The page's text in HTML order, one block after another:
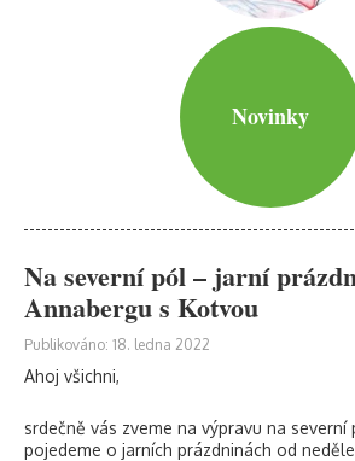
Novinky
Na severní pól – jarní
Annabergu s Kotvou
Publikováno: 18. ledna 2022
Ahoj všichni,
srdečně vás zveme na výpravu na severní
pojedeme o jarních prázdninách od